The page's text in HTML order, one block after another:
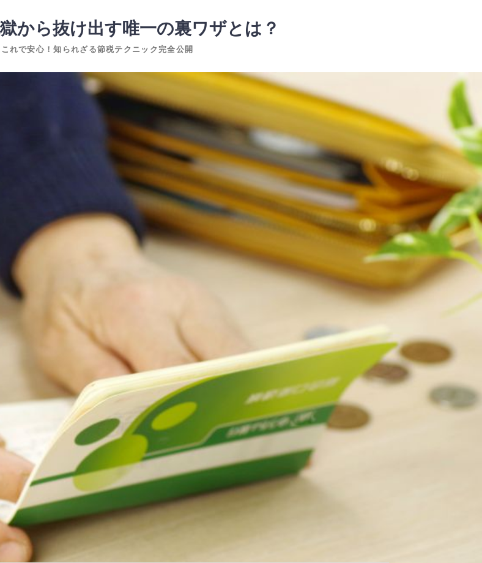
から抜け出す唯一の裏ワザとは？
れで安心！知られざる節税テクニック完全公開